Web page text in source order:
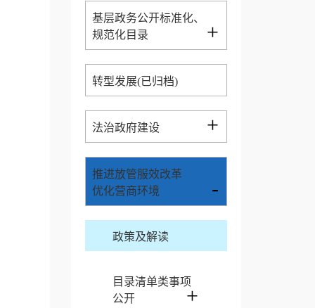
基层政务公开标准化、
规范化目录
+
转型发展(已归档)
法治政府建设 +
推进放管服效改革
优化营商环境
-
政策及解读
目录清单类事项
公开
+